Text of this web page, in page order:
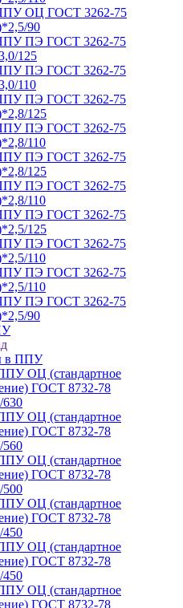
ОЦ ГОСТ 3262-75
90
ПЭ ГОСТ 3262-75
125
ПЭ ГОСТ 3262-75
110
ПЭ ГОСТ 3262-75
125
ПЭ ГОСТ 3262-75
110
ПЭ ГОСТ 3262-75
125
ПЭ ГОСТ 3262-75
110
ПЭ ГОСТ 3262-75
125
ПЭ ГОСТ 3262-75
110
ПЭ ГОСТ 3262-75
110
ПЭ ГОСТ 3262-75
90
в ППУ
ОЦ (стандартное
ГОСТ 8732-78
630
ОЦ (стандартное
ГОСТ 8732-78
560
ОЦ (стандартное
ГОСТ 8732-78
500
ОЦ (стандартное
ГОСТ 8732-78
450
ОЦ (стандартное
ГОСТ 8732-78
450
ОЦ (стандартное
ГОСТ 8732-78